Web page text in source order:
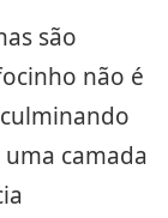
são
não é
camada